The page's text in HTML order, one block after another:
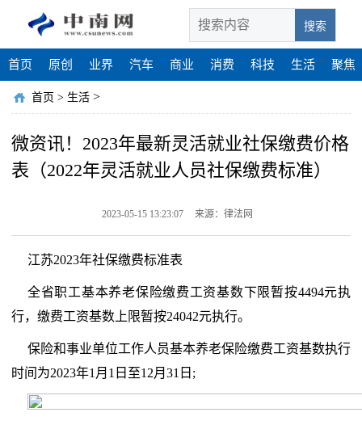
搜索
首页 原创 业界 汽车 商业 消费 科技 生活 聚焦
首页 > 生活 >
微资讯！2023年最新灵活就业社保缴费价格
表（2022年灵活就业人员社保缴费标准）
2023-05-15 13:23:07 来源：律法网
江苏2023年社保缴费标准表
全省职工基本养老保险缴费工资基数下限暂按4494元执
行，缴费工资基数上限暂按24042元执行。
保险和事业单位工作人员基本养老保险缴费工资基数执行
时间为2023年1月1日至12月31日;